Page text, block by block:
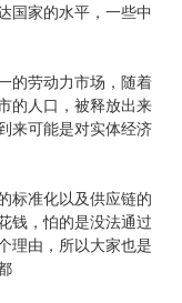
国家的水平，一些中
的劳动力市场，随着
的人口，被释放出来
来可能是对实体经济
标准化以及供应链的
钱，怕的是没法通过
理由，所以大家也是